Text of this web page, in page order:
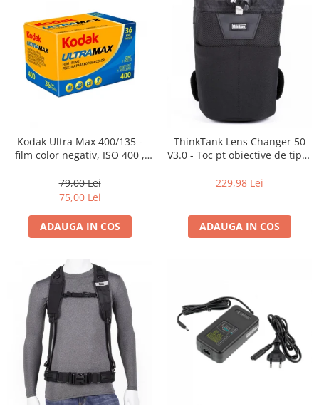
Kodak Ultra Max 400/135 -
film color negativ, ISO 400 ,
79,00 Lei
75,00 Lei
ADAUGA IN COS
ThinkTank Lens Changer 50
V3.0 - Toc pt obiective de tipul
229,98 Lei
ADAUGA IN COS